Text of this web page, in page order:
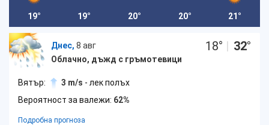
19° 19° 20° 20° 21°
Днес, 8 авг
Облачно, дъжд с гръмотевици
18° | 32°
Вятър: 3 m/s - лек полъх
Вероятност за валежи: 62%
Подробна прогноза